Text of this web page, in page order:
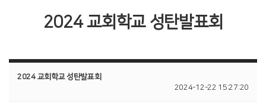
2024 교회학교 성탄발표회
2024 교회학교 성탄발표회
2024-12-22 15:27:20